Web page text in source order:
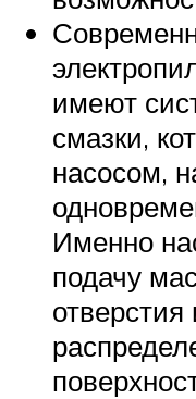
имеют
смазки,
насосом,
Именно
подачу